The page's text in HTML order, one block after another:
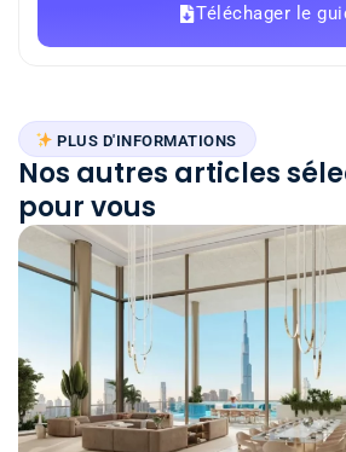
Téléchager le
PLUS D'INFORMATIONS
Nos autres articles
pour vous